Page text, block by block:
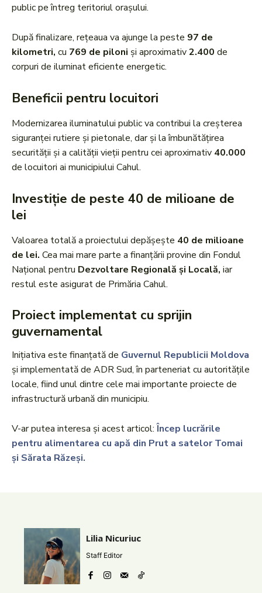
public pe întreg teritoriul orașului.
După finalizare, rețeaua va ajunge la peste 97 de
kilometri, cu 769 de piloni și aproximativ2.400 de
corpuri de iluminat eficiente energetic.
Beneficii pentru locuitori
Modernizarea iluminatului public va contribui la creșterea
siguranței rutiere și pietonale, dar și la îmbunătățirea
securității și a calității vieții pentru cei aproximativ 40.000
de locuitori ai municipiului Cahul.
Investiție de peste 40 de milioane de
lei
Valoarea totală a proiectului depășește 40 de milioane
de lei. Cea mai mare parte a finanțării provine din Fondul
Național pentru Dezvoltare Regională și Locală, iar
restul este asigurat de Primăria Cahul.
Proiect implementat cu sprijin
guvernamental
Inițiativa este finanțată de Guvernul Republicii Moldova
și implementată de ADR Sud, în parteneriat cu autoritățile
locale, fiind unul dintre cele mai importante proiecte de
infrastructură urbană din municipiu.
V-ar putea interesa și acest articol:Încep lucrările
pentru alimentarea cu apă din Prut a satelor Tomai
și Sărata Răzeși.
Lilia Nicuriuc
Staff Editor